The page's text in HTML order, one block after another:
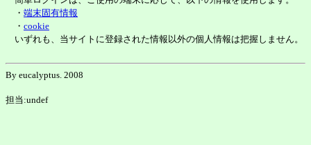
・ 端末固有情報
・ cookie
いずれも、当サイトに登録された情報以外の個人情報は把握しません。
By eucalyptus. 2008
担当:undef